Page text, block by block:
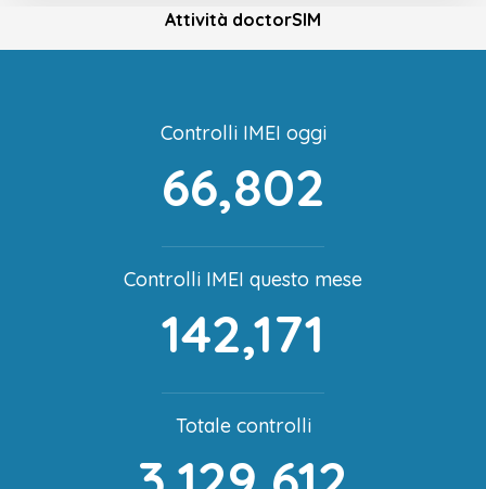
Attività doctorSIM
Controlli IMEI oggi
66,802
Controlli IMEI questo mese
142,171
Totale controlli